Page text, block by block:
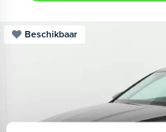
Beschikbaar